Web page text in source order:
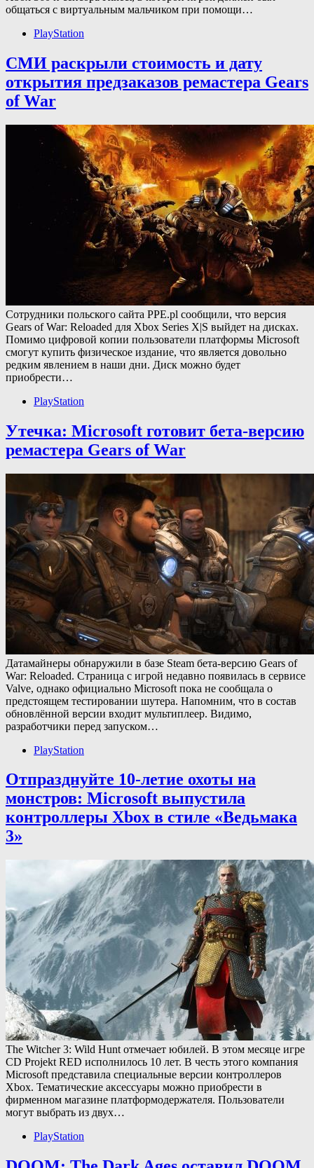
общаться с виртуальным мальчиком при помощи…
PlayStation
СМИ раскрыли стоимость и дату
открытия предзаказов ремастера Gears
of War
Сотрудники польского сайта PPE.pl сообщили, что версия
Gears of War: Reloaded для Xbox Series X|S выйдет на дисках.
Помимо цифровой копии пользователи платформы Microsoft
смогут купить физическое издание, что является довольно
редким явлением в наши дни. Диск можно будет
приобрести…
PlayStation
Утечка: Microsoft готовит бета-версию
ремастера Gears of War
Датамайнеры обнаружили в базе Steam бета-версию Gears of
War: Reloaded. Страница с игрой недавно появилась в сервисе
Valve, однако официально Microsoft пока не сообщала о
предстоящем тестировании шутера. Напомним, что в состав
обновлённой версии входит мультиплеер. Видимо,
разработчики перед запуском…
PlayStation
Отпразднуйте 10-летие охоты на
монстров: Microsoft выпустила
контроллеры Xbox в стиле «Ведьмака
3»
The Witcher 3: Wild Hunt отмечает юбилей. В этом месяце игре
CD Projekt RED исполнилось 10 лет. В честь этого компания
Microsoft представила специальные версии контроллеров
Xbox. Тематические аксессуары можно приобрести в
фирменном магазине платформодержателя. Пользователи
могут выбрать из двух…
PlayStation